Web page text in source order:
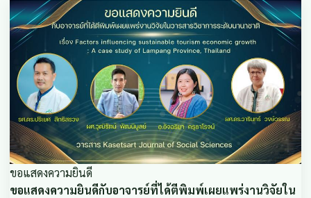
ขอแสดงความยินดี
ขอแสดงความยินดีกับอาจารย์ที่ได้ตีพิมพ์เผยแพร่งานวิจัยใน